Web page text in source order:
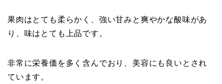
果肉はとても柔らかく、強い甘みと爽やかな酸味があ
り、味はとても上品です。
非常に栄養価を多く含んでおり、美容にも良いとされ
ています。